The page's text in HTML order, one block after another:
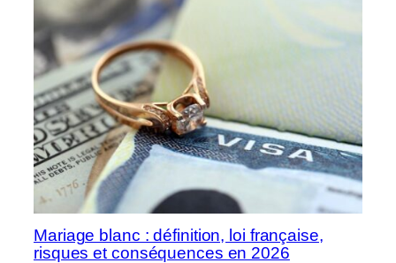
Mariage blanc : définition, loi française,
risques et conséquences en 2026